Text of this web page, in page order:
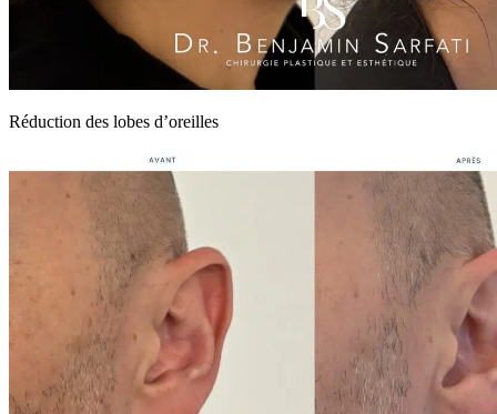
Réduction des lobes d’oreilles